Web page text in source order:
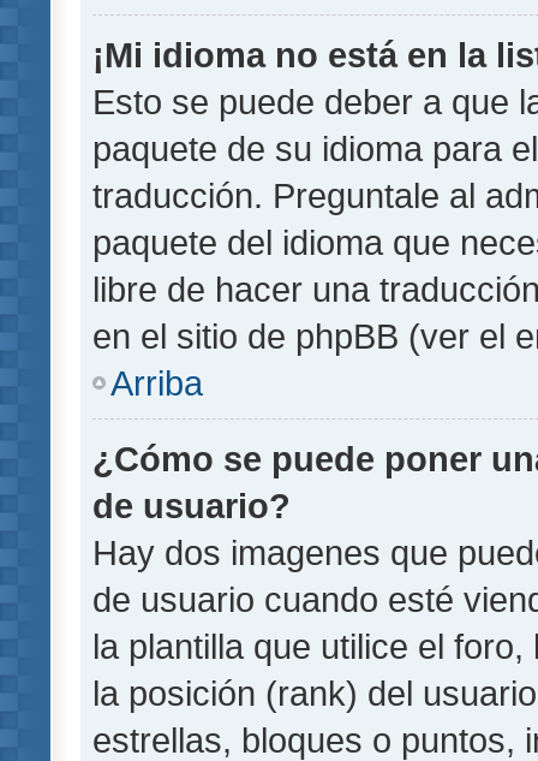
¡Mi idioma no está en la
Esto se puede deber a que
paquete de su idioma para
traducción. Preguntale al
paquete del idioma que
libre de hacer una
en el sitio de phpBB (ver el
Arriba
¿Cómo se puede poner
de usuario?
Hay dos imagenes que
de usuario cuando esté
la plantilla que utilice el
la posición (rank) del
estrellas, bloques o puntos,